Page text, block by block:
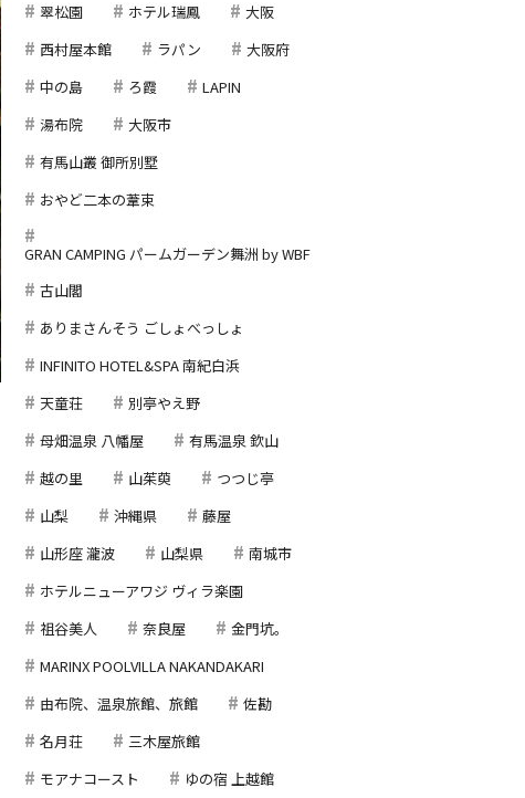
翠松園
ホテル瑞鳳
大阪
西村屋本館
ラパン
大阪府
中の島
ろ霞
LAPIN
湯布院
大阪市
有馬山叢 御所別墅
おやど二本の葦束
GRAN CAMPING パームガーデン舞洲 by WBF
古山閣
ありまさんそう ごしょべっしょ
INFINITO HOTEL&SPA 南紀白浜
天童荘
別亭やえ野
母畑温泉 八幡屋
有馬温泉 欽山
越の里
山茱萸
つつじ亭
山梨
沖縄県
藤屋
山形座 瀧波
山梨県
南城市
ホテルニューアワジ ヴィラ楽園
祖谷美人
奈良屋
金門坑。
MARINX POOLVILLA NAKANDAKARI
由布院、温泉旅館、旅館
佐勘
名月荘
三木屋旅館
モアナコースト
ゆの宿 上越館